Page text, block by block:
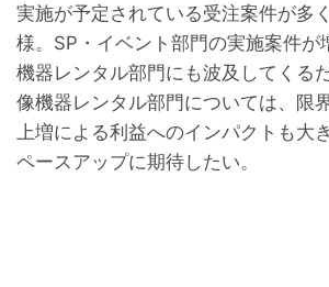
実施が予定されている受注案件が多
様。SP・イベント部門の実施案件が
機器レンタル部門にも波及してくる
像機器レンタル部門については、限
上増による利益へのインパクトも大
ペースアップに期待したい。